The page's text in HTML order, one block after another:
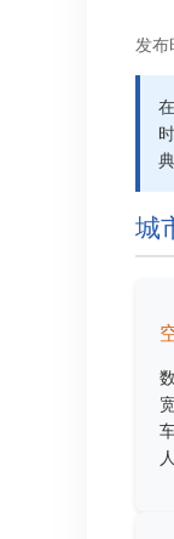
发布
城